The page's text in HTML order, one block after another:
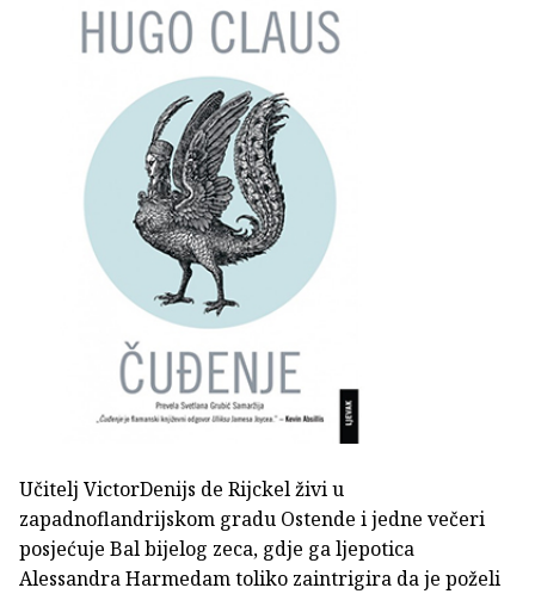
Učitelj Victor­Denijs de Rijckel živi u
zapadnoflandrijskom gradu Ostende i jedne večeri
posjećuje Bal bijelog zeca, gdje ga ljepotica
Alessandra Harmedam toliko zaintrigira da je poželi